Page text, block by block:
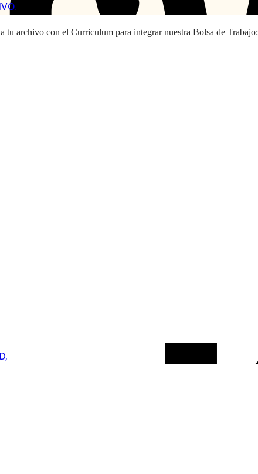
tu archivo con el Curriculum para integrar nuestra Bolsa de Trabajo: